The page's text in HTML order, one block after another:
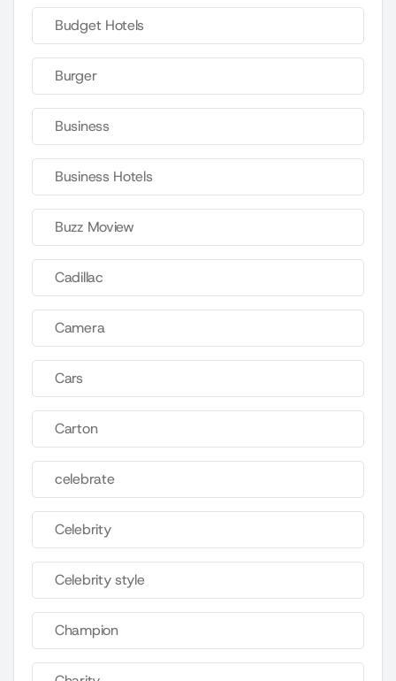
Budget Hotels
Burger
Business
Business Hotels
Buzz Moview
Cadillac
Camera
Cars
Carton
celebrate
Celebrity
Celebrity style
Champion